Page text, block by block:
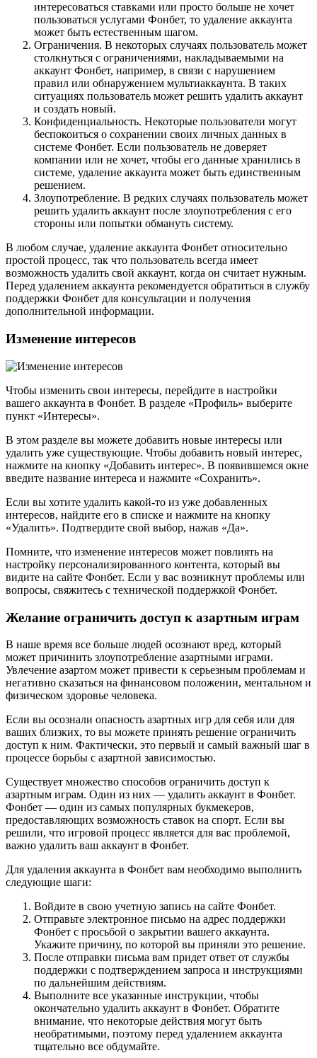
интересоваться ставками или просто больше не хочет
пользоваться услугами Фонбет, то удаление аккаунта
может быть естественным шагом.
Ограничения. В некоторых случаях пользователь может
столкнуться с ограничениями, накладываемыми на
аккаунт Фонбет, например, в связи с нарушением
правил или обнаружением мультиаккаунта. В таких
ситуациях пользователь может решить удалить аккаунт
и создать новый.
Конфиденциальность. Некоторые пользователи могут
беспокоиться о сохранении своих личных данных в
системе Фонбет. Если пользователь не доверяет
компании или не хочет, чтобы его данные хранились в
системе, удаление аккаунта может быть единственным
решением.
Злоупотребление. В редких случаях пользователь может
решить удалить аккаунт после злоупотребления с его
стороны или попытки обмануть систему.
В любом случае, удаление аккаунта Фонбет относительно
простой процесс, так что пользователь всегда имеет
возможность удалить свой аккаунт, когда он считает нужным.
Перед удалением аккаунта рекомендуется обратиться в службу
поддержки Фонбет для консультации и получения
дополнительной информации.
Изменение интересов
Чтобы изменить свои интересы, перейдите в настройки
вашего аккаунта в Фонбет. В разделе «Профиль» выберите
пункт «Интересы».
В этом разделе вы можете добавить новые интересы или
удалить уже существующие. Чтобы добавить новый интерес,
нажмите на кнопку «Добавить интерес». В появившемся окне
введите название интереса и нажмите «Сохранить».
Если вы хотите удалить какой-то из уже добавленных
интересов, найдите его в списке и нажмите на кнопку
«Удалить». Подтвердите свой выбор, нажав «Да».
Помните, что изменение интересов может повлиять на
настройку персонализированного контента, который вы
видите на сайте Фонбет. Если у вас возникнут проблемы или
вопросы, свяжитесь с технической поддержкой Фонбет.
Желание ограничить доступ к азартным играм
В наше время все больше людей осознают вред, который
может причинить злоупотребление азартными играми.
Увлечение азартом может привести к серьезным проблемам и
негативно сказаться на финансовом положении, ментальном и
физическом здоровье человека.
Если вы осознали опасность азартных игр для себя или для
ваших близких, то вы можете принять решение ограничить
доступ к ним. Фактически, это первый и самый важный шаг в
процессе борьбы с азартной зависимостью.
Существует множество способов ограничить доступ к
азартным играм. Один из них — удалить аккаунт в Фонбет.
Фонбет — один из самых популярных букмекеров,
предоставляющих возможность ставок на спорт. Если вы
решили, что игровой процесс является для вас проблемой,
важно удалить ваш аккаунт в Фонбет.
Для удаления аккаунта в Фонбет вам необходимо выполнить
следующие шаги:
Войдите в свою учетную запись на сайте Фонбет.
Отправьте электронное письмо на адрес поддержки
Фонбет с просьбой о закрытии вашего аккаунта.
Укажите причину, по которой вы приняли это решение.
После отправки письма вам придет ответ от службы
поддержки с подтверждением запроса и инструкциями
по дальнейшим действиям.
Выполните все указанные инструкции, чтобы
окончательно удалить аккаунт в Фонбет. Обратите
внимание, что некоторые действия могут быть
необратимыми, поэтому перед удалением аккаунта
тщательно все обдумайте.